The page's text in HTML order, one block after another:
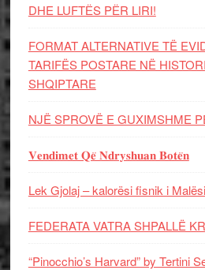
DHE LUFTЁS PЁR LIRI!
FORMAT ALTERNATIVE TË
TARIFËS POSTARE NË
SHQIPTARE
NJË SPROVË E GUXIMSHME
𝐕𝐞𝐧𝐝𝐢𝐦𝐞𝐭 𝐐𝐞̈ 𝐍𝐝𝐫𝐲𝐬𝐡𝐮𝐚𝐧 𝐁𝐨𝐭𝐞̈𝐧
Lek Gjolaj – kalorësi fisnik i
FEDERATA VATRA SHPALLË
“Pinocchio’s Harvard” by Tertini